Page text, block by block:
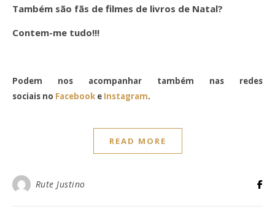
Também são fãs de filmes de livros de Natal?
Contem-me tudo!!!
Podem nos acompanhar também nas redes
sociais no Facebook e Instagram.
READ MORE
Rute Justino